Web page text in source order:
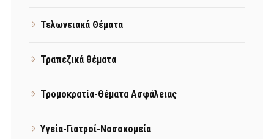
Τελωνειακά Θέματα
Τραπεζικά θέματα
Τρομοκρατία-Θέματα Ασφάλειας
Υγεία-Γιατροί-Νοσοκομεία